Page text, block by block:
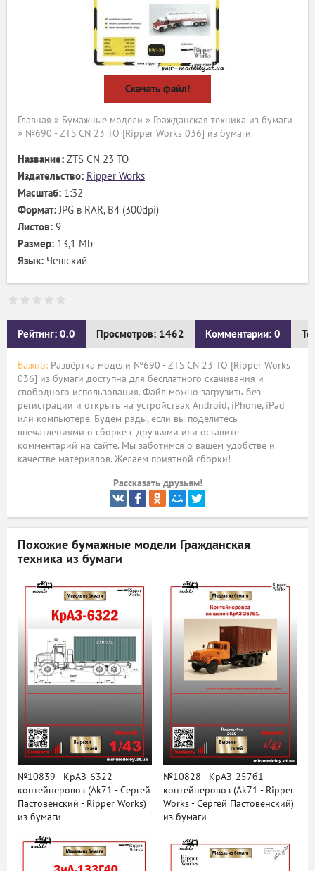
Скачать файл!
Главная » Бумажные модели » Гражданская техника из бумаги
» №690 - ZTS CN 23 TO [Ripper Works 036] из бумаги
Название: ZTS CN 23 TO
Издательство: Ripper Works
Масштаб: 1:32
Формат:JPG в RAR, B4 (300dpi)
Листов: 9
Размер: 13,1 Mb
Язык: Чешский
Рейтинг: 0.0 Просмотров: 1462 Комментарии: 0
Важно: Развёртка модели №690 - ZTS CN 23 TO [Ripper Works
036] из бумаги доступна для бесплатного скачивания и
свободного использования. Файл можно загрузить без
регистрации и открыть на устройствах Android, iPhone, iPad
или компьютере. Будем рады, если вы поделитесь
впечатлениями о сборке с друзьями или оставите
комментарий на сайте. Мы заботимся о вашем удобстве и
качестве материалов. Желаем приятной сборки!
Рассказать друзьям!
Похожие бумажные модели Гражданская
техника из бумаги
№10839 - КрАЗ-6322
контейнеровоз (Ak71 - Сергей
Пастовенский - Ripper Works)
из бумаги
№10828 - КрАЗ-257б1
контейнеровоз (Ak71 - Ripper
Works - Сергей Пастовенский)
из бумаги